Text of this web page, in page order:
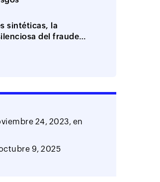
sintéticas, la
del fraude
24, 2023, en
9, 2025